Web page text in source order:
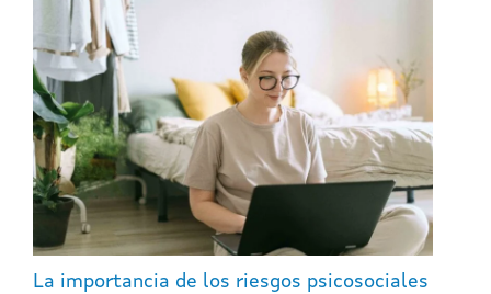
La importancia de los riesgos psicosociales